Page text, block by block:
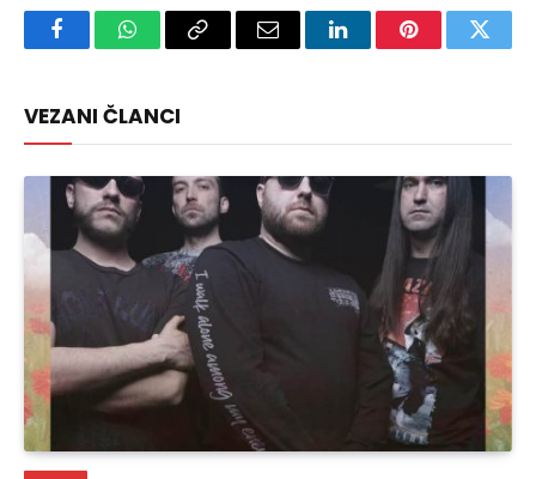
FacebookWhatsAppCopy
Email LinkedInPinterest
VEZANI ČLANCI